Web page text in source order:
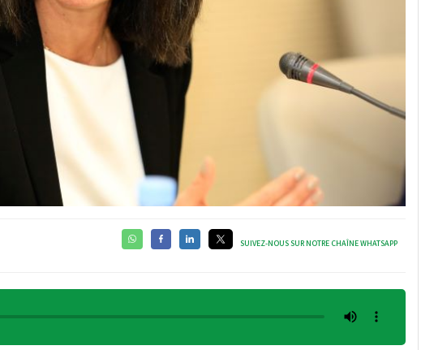
SUIVEZ-NOUS SUR NOTRE CHAÎNE WHATSAPP